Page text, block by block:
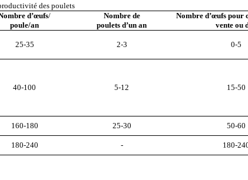
des poulets
d’œufs/
poule/an
Nombre de
poulets d’un an
Nombre d’œufs pour
vente ou
25-35 2-3 0-5
40-100 5-12 15-50
160-180 25-30
50-60
180-240 -
180-